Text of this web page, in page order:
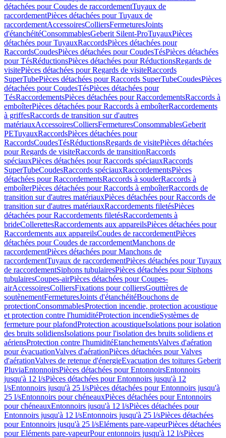
détachées pour Coudes de raccordementTuyaux de
raccordementPièces détachées pour Tuyaux de
raccordementAccessoiresColliersFermeturesJoints
d'étanchéitéConsommablesGeberit Silent-ProTuyauxPièces
détachées pour TuyauxRaccordsPièces détachées pour
RaccordsCoudesPièces détachées pour CoudesTésPièces détachées
pour TésRéductionsPièces détachées pour RéductionsRegards de
visitePièces détachées pour Regards de visiteRaccords
SuperTubePièces détachées pour Raccords SuperTubeCoudesPièces
détachées pour CoudesTésPièces détachées pour
TésRaccordementsPièces détachées pour RaccordementsRaccords à
emboîterPièces détachées pour Raccords à emboîterRaccordements
à griffesRaccords de transition sur d'autres
matériauxAccessoiresColliersFermeturesConsommablesGeberit
PETuyauxRaccordsPièces détachées pour
RaccordsCoudesTésRéductionsRegards de visitePièces détachées
pour Regards de visiteRaccords de transitionRaccords
spéciauxPièces détachées pour Raccords spéciauxRaccords
SuperTubeCoudesRaccords spéciauxRaccordementsPièces
détachées pour RaccordementsRaccords à souderRaccords à
emboîterPièces détachées pour Raccords à emboîterRaccords de
transition sur d'autres matériauxPièces détachées pour Raccords de
transition sur d'autres matériauxRaccordements filetésPièces
détachées pour Raccordements filetésRaccordements à
brideCollerettesRaccordements aux appareilsPièces détachées pour
Raccordements aux appareilsCoudes de raccordementPièces
détachées pour Coudes de raccordementManchons de
raccordementPièces détachées pour Manchons de
raccordementTuyaux de raccordementPièces détachées pour Tuyaux
de raccordementSiphons tubulairesPièces détachées pour Siphons
tubulairesCoupes-airPièces détachées pour Coupes-
airAccessoiresColliersFixations pour colliersGouttières de
soutènementFermeturesJoints d'étanchéitéBouchons de
protectionConsommablesProtection incendie, protection acoustique
et protection contre l'humiditéProtection incendieSystèmes de
fermeture pour plafondProtection acoustiqueIsolations pour isolation
des bruits solidiensIsolations pour l'isolation des bruits solidiens et
aériensProtection contre l'humiditéEtanchementsValves d'aération
pour évacuationValves d'aérationPièces détachées pour Valves
d'aérationValves de retenue d'énergieEvacuation des toitures Geberit
PluviaEntonnoirsPièces détachées pour EntonnoirsEntonnoirs
jusqu'à 12 l/sPièces détachées pour Entonnoirs jusqu'à 12
l/sEntonnoirs jusqu'à 25 l/sPièces détachées pour Entonnoirs jusqu'à
25 l/sEntonnoirs pour chéneauxPièces détachées pour Entonnoirs
pour chéneauxEntonnoirs jusqu'à 12 l/sPièces détachées pour
Entonnoirs jusqu'à 12 l/sEntonnoirs jusqu'à 25 l/sPièces détachées
pour Entonnoirs jusqu'à 25 l/sEléments pare-vapeurPièces détachées
pour Eléments pare-vapeurPour entonnoirs jusqu'à 12 l/sPièces